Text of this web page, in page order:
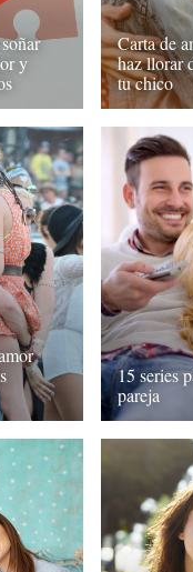
y
Carta de
haz llorar
tu chico
15 series
pareja